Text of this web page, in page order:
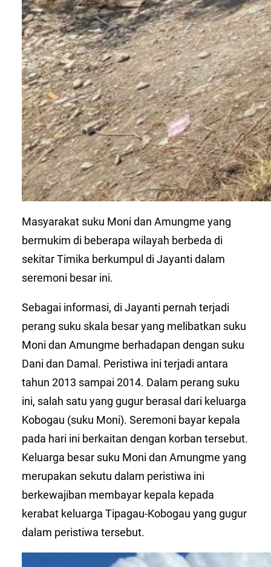
Masyarakat suku Moni dan Amungme yang
bermukim di beberapa wilayah berbeda di
sekitar Timika berkumpul di Jayanti dalam
seremoni besar ini.
Sebagai informasi, di Jayanti pernah terjadi
perang suku skala besar yang melibatkan suku
Moni dan Amungme berhadapan dengan suku
Dani dan Damal. Peristiwa ini terjadi antara
tahun 2013 sampai 2014. Dalam perang suku
ini, salah satu yang gugur berasal dari keluarga
Kobogau (suku Moni). Seremoni bayar kepala
pada hari ini berkaitan dengan korban tersebut.
Keluarga besar suku Moni dan Amungme yang
merupakan sekutu dalam peristiwa ini
berkewajiban membayar kepala kepada
kerabat keluarga Tipagau-Kobogau yang gugur
dalam peristiwa tersebut.